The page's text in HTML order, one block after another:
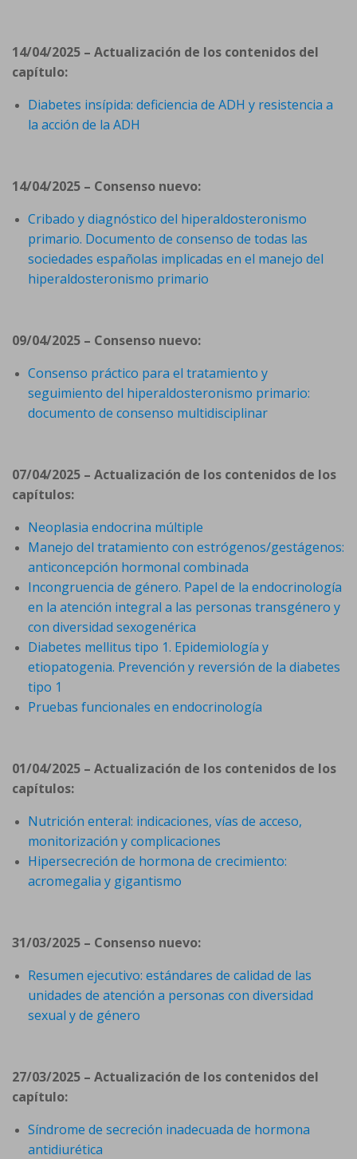
14/04/2025 – Actualización de los contenidos del
capítulo:
Diabetes insípida: deficiencia de ADH y resistencia a
la acción de la ADH
14/04/2025 – Consenso nuevo:
Cribado y diagnóstico del hiperaldosteronismo
primario. Documento de consenso de todas las
sociedades españolas implicadas en el manejo del
hiperaldosteronismo primario
09/04/2025 – Consenso nuevo:
Consenso práctico para el tratamiento y
seguimiento del hiperaldosteronismo primario:
documento de consenso multidisciplinar
07/04/2025 – Actualización de los contenidos de los
capítulos:
Neoplasia endocrina múltiple
Manejo del tratamiento con estrógenos/gestágenos:
anticoncepción hormonal combinada
Incongruencia de género. Papel de la endocrinología
en la atención integral a las personas transgénero y
con diversidad sexogenérica
Diabetes mellitus tipo 1. Epidemiología y
etiopatogenia. Prevención y reversión de la diabetes
tipo 1
Pruebas funcionales en endocrinología
01/04/2025 – Actualización de los contenidos de los
capítulos:
Nutrición enteral: indicaciones, vías de acceso,
monitorización y complicaciones
Hipersecreción de hormona de crecimiento:
acromegalia y gigantismo
31/03/2025 – Consenso nuevo:
Resumen ejecutivo: estándares de calidad de las
unidades de atención a personas con diversidad
sexual y de género
27/03/2025 – Actualización de los contenidos del
capítulo:
Síndrome de secreción inadecuada de hormona
antidiurética